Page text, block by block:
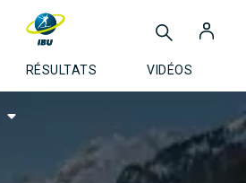
RÉSULTATS VIDÉOS